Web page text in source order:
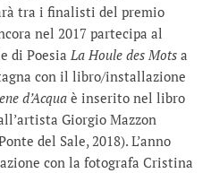
tra i finalisti del premio
nel 2017 partecipa al
di Poesia La Houle des Mots a
con il libro/installazione
d’Acqua è inserito nel libro
Giorgio Mazzon
del Sale, 2018). L’anno
con la fotografa Cristina